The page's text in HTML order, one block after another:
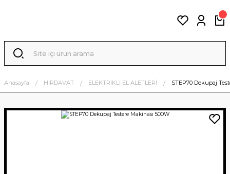
Anasayfa HIRDAVAT ELEKTRİKLİ EL ALETLERİ STEP70 Dekupaj